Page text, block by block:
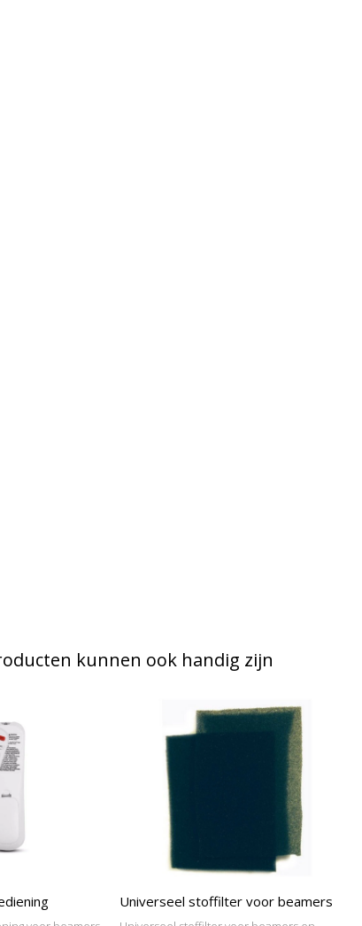
kunnen ook handig zijn
Universeel stoffilter voor beamers